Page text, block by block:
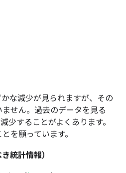
な減少が見られますが、その
せん。過去のデータを見る
少することがよくあります。
を願っています。
統計情報）